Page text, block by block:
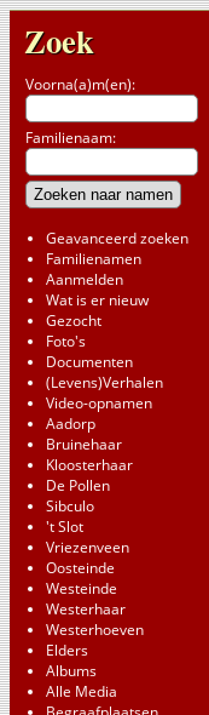
Zoek
Voorna(a)m(en):
Familienaam:
Geavanceerd zoeken
Familienamen
Aanmelden
Wat is er nieuw
Gezocht
Foto's
Documenten
(Levens)Verhalen
Video-opnamen
Aadorp
Bruinehaar
Kloosterhaar
De Pollen
Sibculo
't Slot
Vriezenveen
Oosteinde
Westeinde
Westerhaar
Westerhoeven
Elders
Albums
Alle Media